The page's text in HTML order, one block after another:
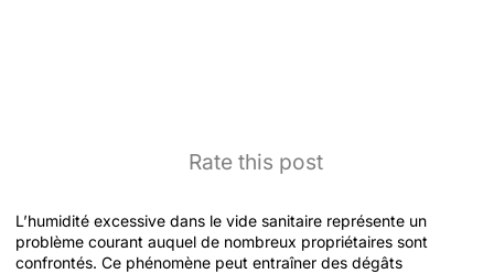
Rate this post
L’humidité excessive dans le vide sanitaire représente un
problème courant auquel de nombreux propriétaires sont
confrontés. Ce phénomène peut entraîner des dégâts